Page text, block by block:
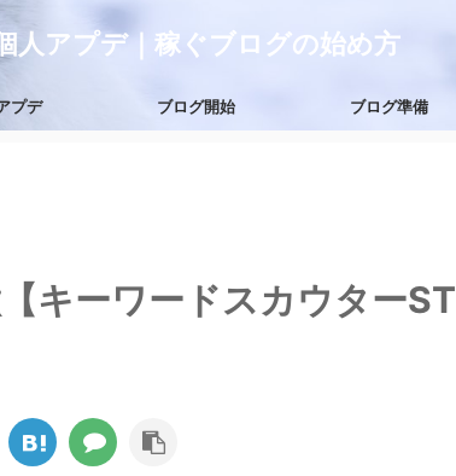
人アプデ｜稼ぐブログの始め方
プデ ブログ開始 ブログ準備
キーワードスカウターST